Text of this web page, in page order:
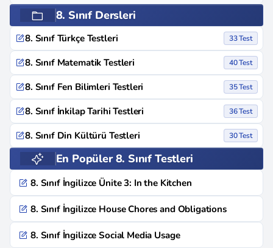
8. Sınıf Dersleri
8. Sınıf Türkçe Testleri 33 Test
8. Sınıf Matematik Testleri 40 Test
8. Sınıf Fen Bilimleri Testleri 35 Test
8. Sınıf İnkilap Tarihi Testleri 36 Test
8. Sınıf Din Kültürü Testleri 30 Test
En Popüler 8. Sınıf Testleri
8. Sınıf İngilizce Ünite 3: In the Kitchen
8. Sınıf İngilizce House Chores and Obligations
8. Sınıf İngilizce Social Media Usage